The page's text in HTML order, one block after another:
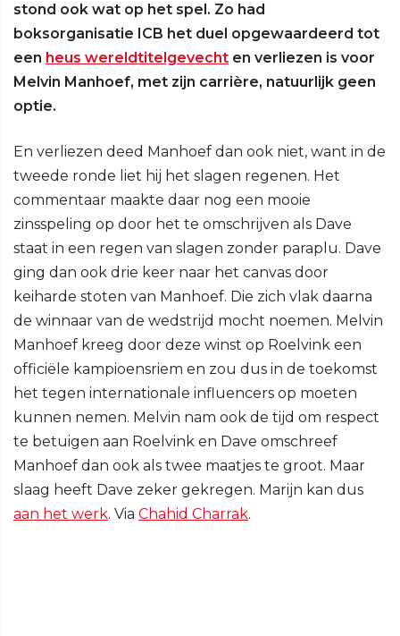
stond ook wat op het spel. Zo had
boksorganisatie ICB het duel opgewaardeerd tot
een heus wereldtitelgevecht en verliezen is voor
Melvin Manhoef, met zijn carrière, natuurlijk geen
optie.
En verliezen deed Manhoef dan ook niet, want in de
tweede ronde liet hij het slagen regenen. Het
commentaar maakte daar nog een mooie
zinsspeling op door het te omschrijven als Dave
staat in een regen van slagen zonder paraplu. Dave
ging dan ook drie keer naar het canvas door
keiharde stoten van Manhoef. Die zich vlak daarna
de winnaar van de wedstrijd mocht noemen. Melvin
Manhoef kreeg door deze winst op Roelvink een
officiële kampioensriem en zou dus in de toekomst
het tegen internationale influencers op moeten
kunnen nemen. Melvin nam ook de tijd om respect
te betuigen aan Roelvink en Dave omschreef
Manhoef dan ook als twee maatjes te groot. Maar
slaag heeft Dave zeker gekregen. Marijn kan dus
aan het werk. Via Chahid Charrak.